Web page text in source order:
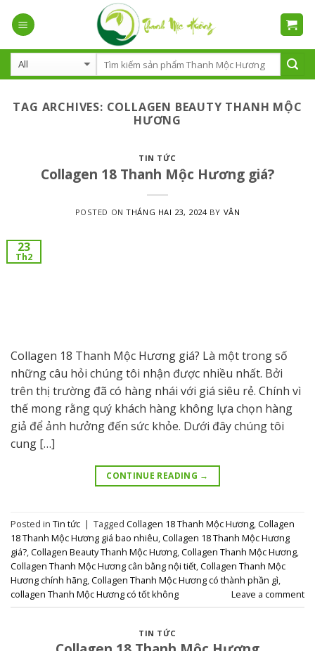
TAG ARCHIVES: COLLAGEN BEAUTY THANH MỘC
HƯƠNG
TIN TỨC
Collagen 18 Thanh Mộc Hương giá?
POSTED ONTHÁNG HAI 23, 2024BY VÂN
23
Th2
Collagen 18 Thanh Mộc Hương giá? Là một trong số
những câu hỏi chúng tôi nhận được nhiều nhất. Bởi
trên thị trường đã có hàng nhái với giá siêu rẻ. Chính vì
thế mong rằng quý khách hàng không lựa chọn hàng
giả để ảnh hưởng đến sức khỏe. Dưới đây chúng tôi
cung […]
CONTINUE READING →
Posted in Tin tức | Tagged Collagen 18 Thanh Mộc Hương,Collagen
18 Thanh Mộc Hương giá bao nhiêu,Collagen 18 Thanh Mộc Hương
giá?,Collagen Beauty Thanh Mộc Hương,Collagen Thanh Mộc Hương,
Collagen Thanh Mộc Hương cân bằng nội tiết,Collagen Thanh Mộc
Hương chính hãng,Collagen Thanh Mộc Hương có thành phần gì,
collagen Thanh Mộc Hương có tốt không
Leave a comment
TIN TỨC